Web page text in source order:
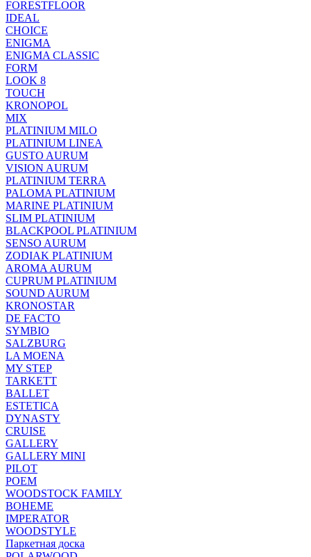
FORESTFLOOR
IDEAL
CHOICE
ENIGMA
ENIGMA CLASSIC
FORM
LOOK 8
TOUCH
KRONOPOL
MIX
PLATINIUM MILO
PLATINIUM LINEA
GUSTO AURUM
VISION AURUM
PLATINIUM TERRA
PALOMA PLATINIUM
MARINE PLATINIUM
SLIM PLATINIUM
BLACKPOOL PLATINIUM
SENSO AURUM
ZODIAK PLATINIUM
AROMA AURUM
CUPRUM PLATINIUM
SOUND AURUM
KRONOSTAR
DE FACTO
SYMBIO
SALZBURG
LA MOENA
MY STEP
TARKETT
BALLET
ESTETICA
DYNASTY
CRUISE
GALLERY
GALLERY MINI
PILOT
POEM
WOODSTOCK FAMILY
BOHEME
IMPERATOR
WOODSTYLE
Паркетная доска